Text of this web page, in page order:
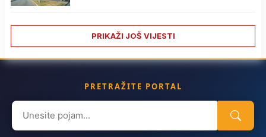
PRIKAŽI JOŠ VIJESTI
PRETRAŽITE PORTAL
Search
for: